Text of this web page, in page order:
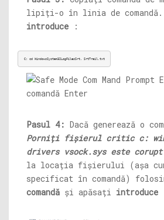
lipiți-o în linia de comandă.
introduce :
C: cd WindowsSystem32LogFilesSrt. SrtTrail.txt
Pasul 4: Dacă generează o
Porniți fișierul critic c:
drivers vsock.syseste corupt
la locația fișierului (așa
specificat în comandă)
comandă și apăsați introduce